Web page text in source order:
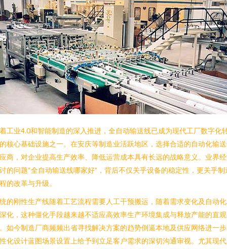
工业4.0和智能制造的深入推进，全自动输送线已成为现代工厂数字化
核心基础设施之一。在安庆等制造业活跃地区，选择合适的自动化输
商，对企业提高生产效率、降低运营成本具有长远的战略意义。业界
的问题“全自动输送线哪家好”，背后不仅关乎设备的稳定性，更关乎制
的改革与升级。
的刚性生产线随着工艺流程需要人工干预搬运，随着需求变化及自动
化，这种僵化手段越来越不适应高效率生产环境集成与释放产能的直
如今制造厂商频频出省寻找解决方案的趋势倒逼本地及供应网络进一
化设计蓝图场景设置上给予到立足客户需求的深切沟通审视。尤其现